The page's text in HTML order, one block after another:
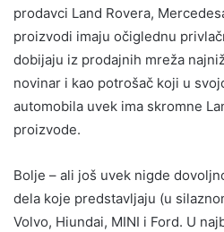
prodavci Land Rovera,
proizvodi imaju očiglednu
dobijaju iz prodajnih mreža
novinar i kao potrošač koji u
automobila uvek ima skromne
proizvode.
Bolje – ali još uvek nigde
dela koje predstavljaju (u
Volvo, Hiundai, MINI i Ford. U